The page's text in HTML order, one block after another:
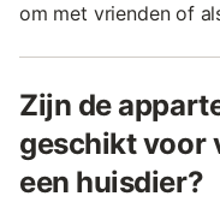
om met vrienden of
Zijn de
geschikt voor
een huisdier?